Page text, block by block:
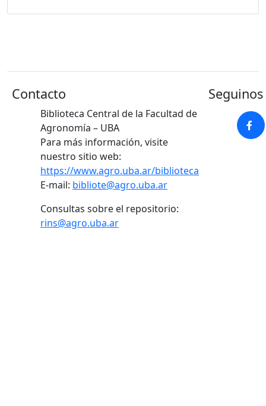
Contacto
Biblioteca Central de la Facultad de
Agronomía – UBA
Para más información, visite
nuestro sitio web:
https://www.agro.uba.ar/biblioteca
E-mail: bibliote@agro.uba.ar
Consultas sobre el repositorio:
rins@agro.uba.ar